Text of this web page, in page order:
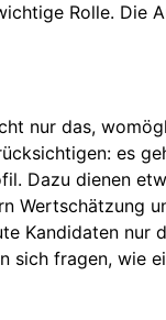
Rolle.
nur das,
es
Dazu dienen
Wertschätzung
Kandidaten nur
fragen, wie